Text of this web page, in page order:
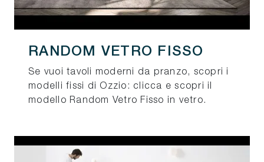
RANDOM VETRO FISSO
Se vuoi tavoli moderni da pranzo, scopri i
modelli fissi di Ozzio: clicca e scopri il
modello Random Vetro Fisso in vetro.